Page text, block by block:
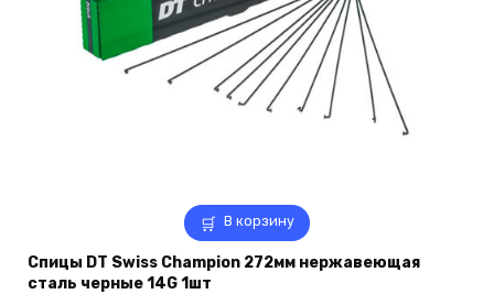
В корзину
Спицы DT Swiss Champion 272мм нержавеющая
сталь черные 14G 1шт